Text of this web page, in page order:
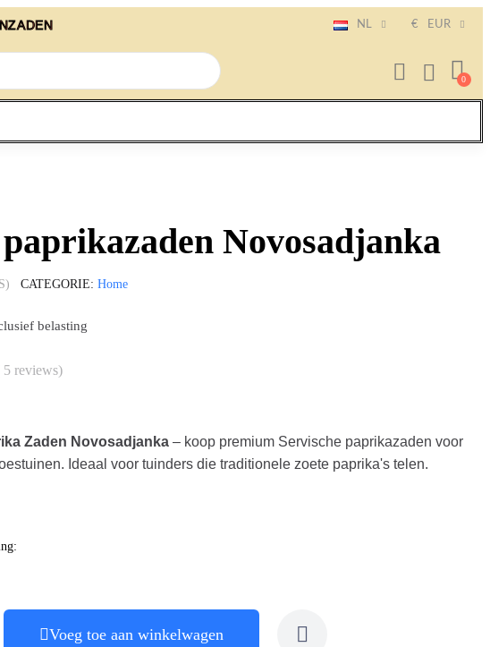
NL € EUR
Novosadjanka
CATEGORIE Home
belasting
5 reviews)
Zaden Novosadjanka – koop premium Servische paprikazaden voor
Ideaal voor tuinders die traditionele zoete paprika's telen.
Voeg toe aan winkelwagen